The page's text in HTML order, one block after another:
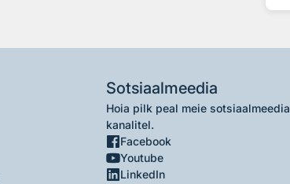
Sotsiaalmeedia
Hoia pilk peal meie sotsiaalmeedia
kanalitel.
Facebook
Youtube
LinkedIn